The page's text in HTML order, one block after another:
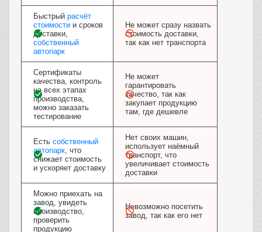
Быстрый расчёт
стоимости и сроков
доставки,
собственный
автопарк
Не может сразу назвать
стоимость доставки,
так как нет транспорта
Сертификаты
качества, контроль
на всех этапах
производства,
можно заказать
тестирование
Не может
гарантировать
качество, так как
закупает продукцию
там, где дешевле
Есть собственный
автопарк , что
снижает стоимость
и ускоряет доставку
Нет своих машин,
использует наёмный
транспорт, что
увеличивает стоимость
доставки
Можно приехать на
завод, увидеть
производство,
проверить
продукцию
Невозможно посетить
завод, так как его нет